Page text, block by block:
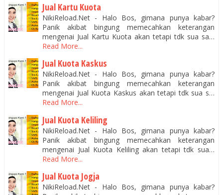
Jual Kartu Kuota
NikiReload.Net - Halo Bos, gimana punya kabar?
Panik akibat bingung memecahkan keterangan
mengenai Jual Kartu Kuota akan tetapi tdk sua sa…
Read More...
Jual Kuota Kaskus
NikiReload.Net - Halo Bos, gimana punya kabar?
Panik akibat bingung memecahkan keterangan
mengenai Jual Kuota Kaskus akan tetapi tdk sua s…
Read More...
Jual Kuota Keliling
NikiReload.Net - Halo Bos, gimana punya kabar?
Panik akibat bingung memecahkan keterangan
mengenai Jual Kuota Keliling akan tetapi tdk sua…
Read More...
Jual Kuota Jogja
NikiReload.Net - Halo Bos, gimana punya kabar?